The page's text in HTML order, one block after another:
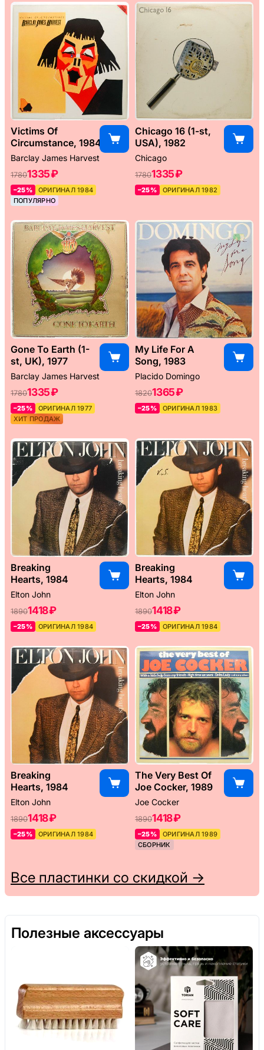
Victims Of
Circumstance, 1984
Barclay James Harvest
17801335 ₽
–25%
ОРИГИНАЛ 1984
ПОПУЛЯРНО
Chicago 16 (1-st,
USA), 1982
Chicago
17801335 ₽
–25% ОРИГИНАЛ 1982
Gone To Earth (1-
st, UK), 1977
Barclay James Harvest
17801335 ₽
–25%
ОРИГИНАЛ 1977
ХИТ ПРОДАЖ
My Life For A
Song, 1983
Placido Domingo
18201365 ₽
–25% ОРИГИНАЛ 1983
Breaking
Hearts, 1984
Elton John
18901418 ₽
–25% ОРИГИНАЛ 1984
Breaking
Hearts, 1984
Elton John
18901418 ₽
–25% ОРИГИНАЛ 1984
Breaking
Hearts, 1984
Elton John
18901418 ₽
–25% ОРИГИНАЛ 1984
The Very Best Of
Joe Cocker, 1989
Joe Cocker
18901418 ₽
–25%
ОРИГИНАЛ 1989
СБОРНИК
Все пластинки со скидкой →
Полезные аксессуары